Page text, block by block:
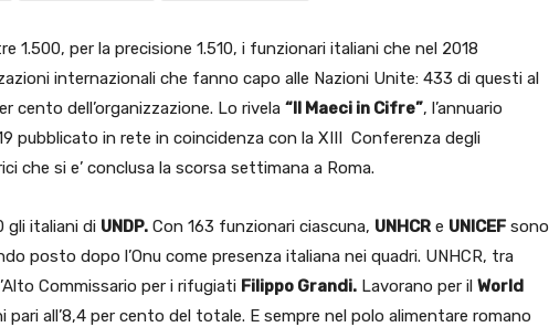
1.500, per la precisione 1.510, i funzionari italiani che nel 2018
internazionali che fanno capo alle Nazioni Unite: 433 di questi al
cento dell’organizzazione. Lo rivela “Il Maeci in Cifre”, l’annuario
pubblicato in rete in coincidenza con la XIII Conferenza degli
che si e’ conclusa la scorsa settimana a Roma.
gli italiani di UNDP. Con 163 funzionari ciascuna, UNHCR e UNICEFsono
posto dopo l’Onu come presenza italiana nei quadri. UNHCR, tra
Commissario per i rifugiati Filippo Grandi. Lavorano per il World
pari all’8,4 per cento del totale. E sempre nel polo alimentare romano